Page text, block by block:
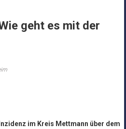
geht es mit der
im Kreis Mettmann über dem